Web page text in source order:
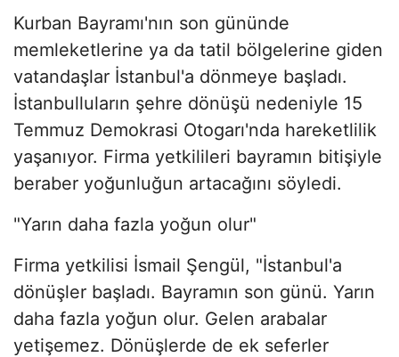
Kurban Bayramı'nın son gününde
memleketlerine ya da tatil bölgelerine giden
vatandaşlar İstanbul'a dönmeye başladı.
İstanbulluların şehre dönüşü nedeniyle 15
Temmuz Demokrasi Otogarı'nda hareketlilik
yaşanıyor. Firma yetkilileri bayramın bitişiyle
beraber yoğunluğun artacağını söyledi.
"Yarın daha fazla yoğun olur"
Firma yetkilisi İsmail Şengül, "İstanbul'a
dönüşler başladı. Bayramın son günü. Yarın
daha fazla yoğun olur. Gelen arabalar
yetişemez. Dönüşlerde de ek seferler